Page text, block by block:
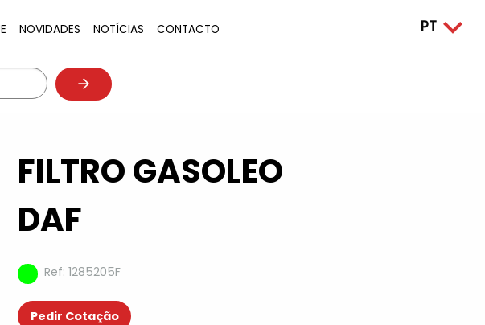
NOVIDADES NOTÍCIAS CONTACTO
FILTRO GASOLEO
DAF
Ref: 1285205F
Pedir Cotação